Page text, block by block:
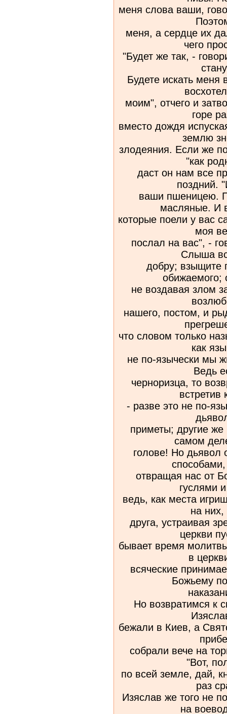
меня слова ваши,
меня, а сердце их
чего
"Будет же так, -
Будете искать
моим", отчего и
горе
вместо дождя
землю
злодеяния. Если же
"как
даст он нам все
поздний.
ваши пшеницею.
масляные. И
которые поели у вас
моя
послал на вас", -
Слыша
добру; взыщите
обижаемого;
не воздавая злом
нашего, постом, и
что словом только
как
не по-язычески мы
Ведь
черноризца, то
встретив
- разве это не по-
приметы; другие же
самом
голове! Но дьявол
отвращая нас от
гуслями
ведь, как места
на них,
друга, устраивая
церкви
бывает время
в
всяческие
Божьему
Но возвратимся к
бежали в Киев, а
собрали вече на
"Вот,
по всей земле, дай,
раз
Изяслав же того не
на